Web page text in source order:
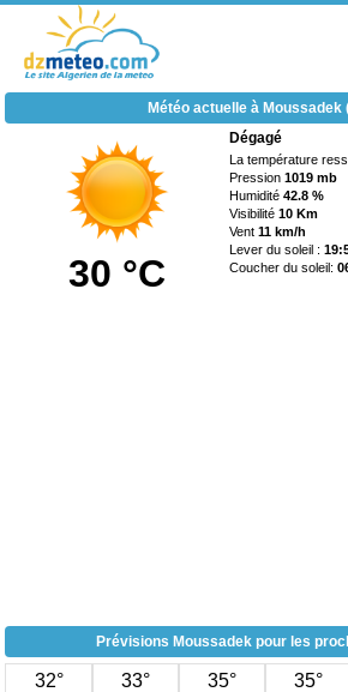
Météo actuelle à Moussadek
30 °C
Dégagé
La température
Pression1019 mb
Humidité42.8 %
Visibilité10 Km
Vent11 km/h
Lever du soleil :
Coucher du soleil:
Prévisions Moussadek pour les
32° 33° 35° 35°